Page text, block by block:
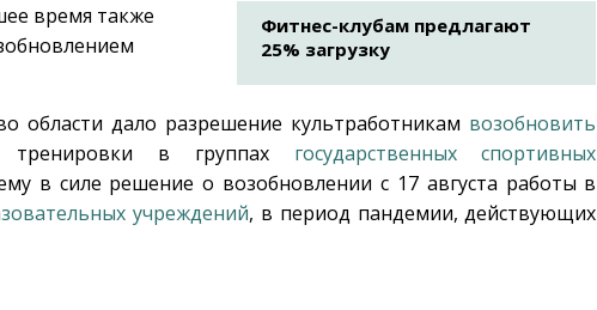
Фитнес-клубам предлагают
25% загрузку
время также
области дало разрешение культработникам возобновить
в группах государственных спортивных
в силе решение о возобновлении с 17 августа работы в
учреждений, в период пандемии, действующих